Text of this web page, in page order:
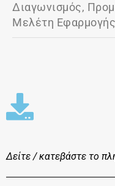
Διαγωνισμός,
Μελέτη Εφαρμογής
Δείτε / κατεβάστε το